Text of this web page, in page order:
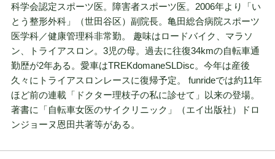
科学会認定スポーツ医。障害者スポーツ医。2006年より「い
とう整形外科」（世田谷区）副院長。亀田総合病院スポーツ
医学科／健康管理科非常勤。 趣味はロードバイク、マラソ
ン、トライアスロン。3児の母。過去に往復34kmの自転車通
勤歴が2年ある。愛車はTREKdomaneSLDisc。今年は産後
久々にトライアスロンレースに復帰予定。 funrideでは約11年
ほど前の連載「ドクター理枝子の私に診せて」以来の登場。
著書に「自転車女医のサイクリニック」（エイ出版社）ドロ
ンジョーヌ恩田共著等がある。